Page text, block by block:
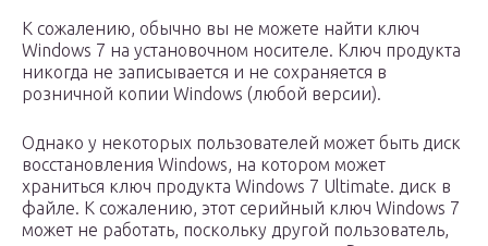
К сожалению, обычно вы не можете найти ключ
Windows 7 на установочном носителе. Ключ продукта
никогда не записывается и не сохраняется в
розничной копии Windows (любой версии).
Однако у некоторых пользователей может быть диск
восстановления Windows, на котором может
храниться ключ продукта Windows 7 Ultimate. диск в
файле. К сожалению, этот серийный ключ Windows 7
может не работать, поскольку другой пользователь,